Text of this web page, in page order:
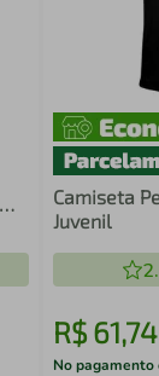
Camiseta
Juvenil
R$ 61,74
No pagamento